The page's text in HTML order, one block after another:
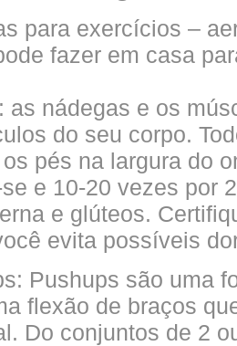
para exercícios –
fazer em casa
as nádegas e os
do seu corpo.
pés na largura do
e 10-20 vezes por
e glúteos.
evita possíveis
Pushups são uma
flexão de braços
Do conjuntos de 2